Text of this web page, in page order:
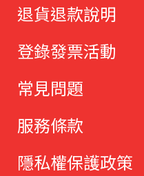
退貨退款說明
登錄發票活動
常見問題
服務條款
隱私權保護政策